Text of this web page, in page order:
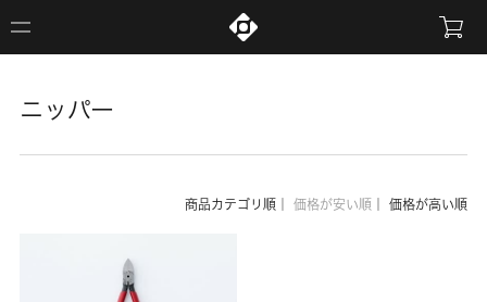
ニッパー
商品カテゴリ順 価格が安い順 価格が高い順